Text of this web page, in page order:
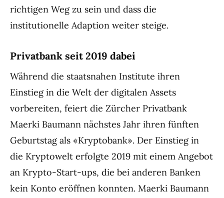
richtigen Weg zu sein und dass die
institutionelle Adaption weiter steige.
Privatbank seit 2019 dabei
Während die staatsnahen Institute ihren
Einstieg in die Welt der digitalen Assets
vorbereiten, feiert die Zürcher Privatbank
Maerki Baumann nächstes Jahr ihren fünften
Geburtstag als «Kryptobank». Der Einstieg in
die Kryptowelt erfolgte 2019 mit einem Angebot
an Krypto-Start-ups, die bei anderen Banken
kein Konto eröffnen konnten. Maerki Baumann